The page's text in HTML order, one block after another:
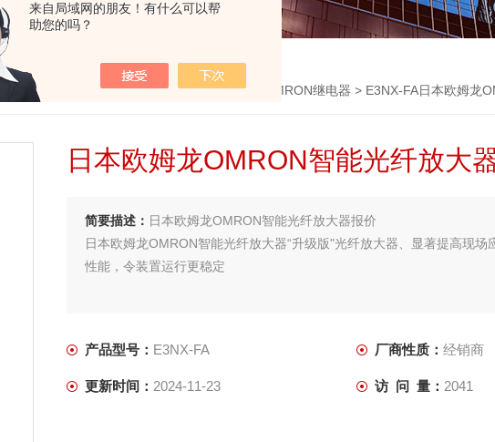
来自局域网的朋友！有什么可以帮
助您的吗？
首页 产品中心>日本欧姆龙OMRON OMRON继电器 > E3NX-FA日本欧姆龙
日本欧姆龙OMRON智能光纤放大
简要描述： 日本欧姆龙OMRON智能光纤放大器报价
日本欧姆龙OMRON智能光纤放大器“升级版"光纤放大器、显著提高现场
性能，令装置运行更稳定
产品型号： E3NX-FA 厂商性质： 经销商
更新时间： 2024-11-23 访 问 量： 2041